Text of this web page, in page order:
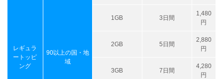
レギュラ
ートッピ
ング
90以上の国・地
域
1GB 3日間
1,480
円
2GB 5日間
2,880
円
3GB 7日間
4,280
円